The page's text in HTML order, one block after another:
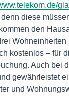
diese
den
kostenlos – für
Auch bei
gewährleistet
und